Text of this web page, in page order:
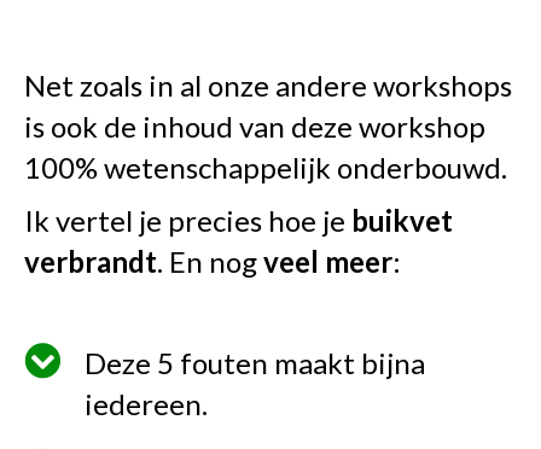
Net zoals in al onze andere workshops
is ook de inhoud van deze workshop
100% wetenschappelijk onderbouwd.
Ik vertel je precies hoe je buikvet
verbrandt. En nogveel meer:
Deze 5 fouten maakt bijna
iedereen.